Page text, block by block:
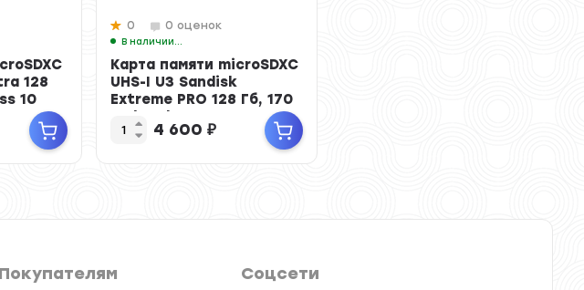
128G-ZN3MN
128
10
0 0 оценок
В наличии Арт.: SDSQXCY-128G-ZN6MA
Карта памяти microSDXC
UHS-I U3 Sandisk
Extreme PRO 128 Гб, 170
МБ/с, Class 1...
4 600₽
Покупателям Соцсети